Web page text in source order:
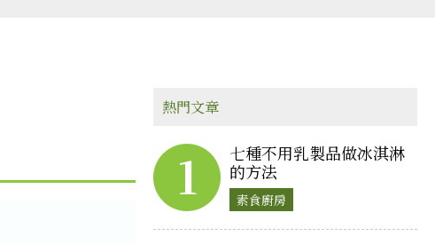
熱門文章
1
七種不用乳製品做冰淇淋
的方法
素食廚房